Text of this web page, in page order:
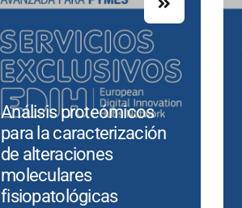
Análisis proteómicos
para la caracterización
de alteraciones
moleculares
fisiopatológicas